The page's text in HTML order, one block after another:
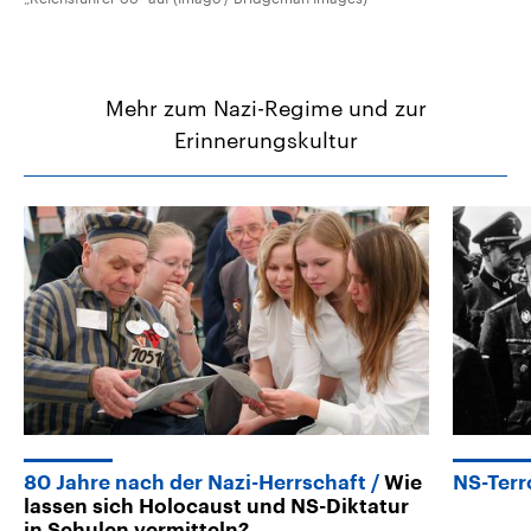
Mehr zum Nazi-Regime und zur
Erinnerungskultur
80 Jahre nach der Nazi-Herrschaft
Wie
lassen sich Holocaust und NS-Diktatur
NS-